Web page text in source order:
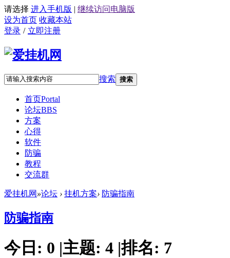
请选择 进入手机版 | 继续访问电脑版
设为首页 收藏本站
登录 / 立即注册
搜索 搜索
首页Portal
论坛BBS
方案
心得
软件
防骗
教程
交流群
爱挂机网 »论坛 › 挂机方案› 防骗指南
防骗指南
今日: 0 |主题: 4 |排名: 7